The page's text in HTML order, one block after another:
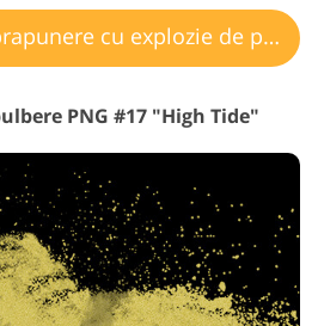
cu explozie de pulbere
PNG #17 "High Tide"